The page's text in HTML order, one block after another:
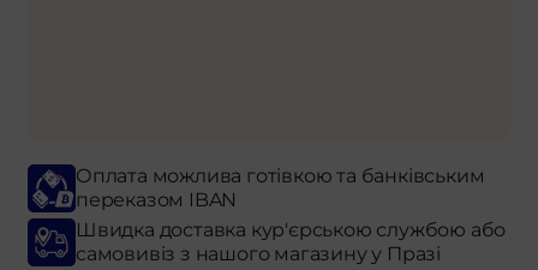
Оплата можлива готівкою та банківським
переказом IBAN
Швидка доставка кур'єрською службою або
самовивіз з нашого магазину у Празі